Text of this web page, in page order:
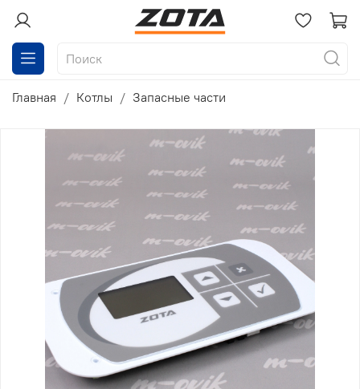
Главная Котлы Запасные части